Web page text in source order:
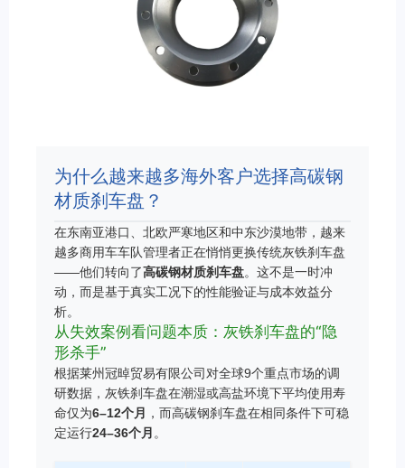
为什么越来越多海外客户选择高碳钢
材质刹车盘？
在东南亚港口、北欧严寒地区和中东沙漠地带，越来
越多商用车车队管理者正在悄悄更换传统灰铁刹车盘
——他们转向了高碳钢材质刹车盘。这不是一时冲
动，而是基于真实工况下的性能验证与成本效益分
析。
从失效案例看问题本质：灰铁刹车盘的“隐
形杀手”
根据莱州冠晫贸易有限公司对全球9个重点市场的调
研数据，灰铁刹车盘在潮湿或高盐环境下平均使用寿
命仅为6–12个月
，而高碳钢刹车盘在相同条件下可稳
定运行24–36个月 。